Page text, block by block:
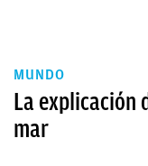
MUNDO
La explicación
mar